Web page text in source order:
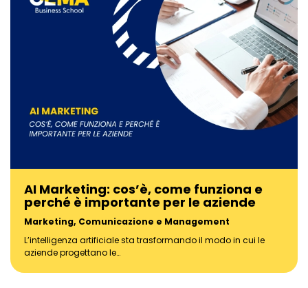
AI Marketing: cos’è, come funziona e
perché è importante per le aziende
Marketing, Comunicazione e Management
L’intelligenza artificiale sta trasformando il modo in cui le
aziende progettano le…